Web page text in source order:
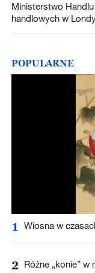
Ministerstwo
handlowych w
POPULARNE
1 Wiosna w
2 Różne „konie” w